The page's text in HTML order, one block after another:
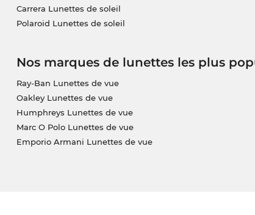
Carrera Lunettes de soleil
Polaroid Lunettes de soleil
Nos marques de lunettes les plus
Ray-Ban Lunettes de vue
Oakley Lunettes de vue
Humphreys Lunettes de vue
Marc O Polo Lunettes de vue
Emporio Armani Lunettes de vue